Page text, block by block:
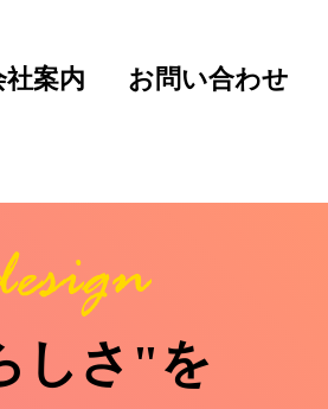
社案内 お問い合わせ
しさ"を